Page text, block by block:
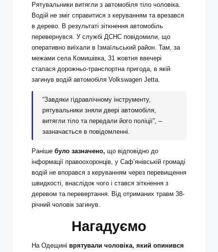
Рятувальники витягли з автомобіля тіло чоловіка.
Водій не зміг справитися з керуванням та врезався
в дерево. В результаті зіткнення автомобіль
перевернувся. У службі ДСНС повідомили, що
оперативно виїхали в Ізмаїльський район. Там, за
межами села Комишівка, 31 жовтня ввечері
сталася дорожньо-транспортна пригода, в якій
загинув водій автомобіля Volkswagen Jetta.
“Завдяки гідравлічному інструменту,
рятувальники зняли двері автомобіля,
витягли тіло та передали його поліції”, –
зазначається в повідомленні.
Раніше було зазначено, що відповідно до
інформації правоохоронців, у Саф’янівській громаді
водій не впорався з керуванням через перевищення
швидкості, внаслідок чого і стався зіткнення з
деревом та перевертання. Від отриманих травм 38-
річний чоловік загинув.
Нагадуємо
На Одещині врятували чоловіка, який опинився